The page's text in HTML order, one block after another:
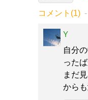
コメント(1)
Y
自分
った
まだ
から